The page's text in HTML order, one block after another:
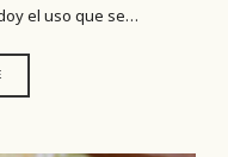
el uso que se…